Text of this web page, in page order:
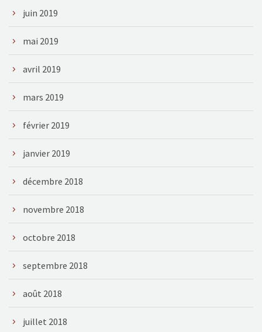
juin 2019
mai 2019
avril 2019
mars 2019
février 2019
janvier 2019
décembre 2018
novembre 2018
octobre 2018
septembre 2018
août 2018
juillet 2018